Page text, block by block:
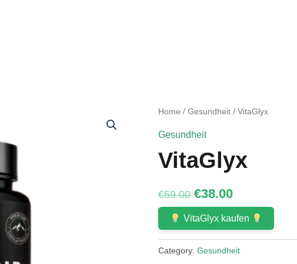
Home /Gesundheit / VitaGlyx
Gesundheit
VitaGlyx
€59.00 Original
price
was:
€59.00.
€38.00Current
price
is:
€38.00.
VitaGlyx kaufen
Category:Gesundheit